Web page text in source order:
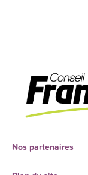
Nos partenaires